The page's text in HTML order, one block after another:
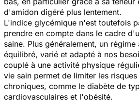
d'amidon digéré plus lentement.
L'indice glycémique n'est toutefois
prendre en compte dans le cadre
saine. Plus généralement, un régime
équilibré, varié et adapté à nos
couplé à une activité physique
vie sain permet de limiter les
chroniques, comme le diabète de
cardiovasculaires et l'obésité.